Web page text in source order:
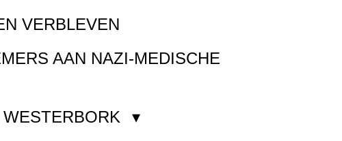
VERBLEVEN
AAN NAZI-MEDISCHE